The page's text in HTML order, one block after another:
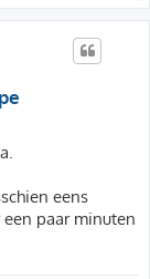
eens
paar minuten